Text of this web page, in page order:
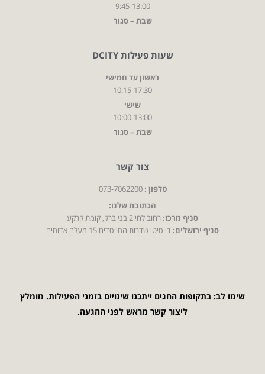
9:45-13:00
שבת – סגור
שעות פעילות DCITY
ראשון עד חמישי
10:15-17:30
שישי
10:00-13:00
שבת – סגור
צור קשר
טלפון : 073-7062200
הכתובת שלנו:
סניף מרכז:רחוב לחי 2 בני ברק, קומת קרקע
סניף ירושלים:די סיטי שדרות המייסדים 15 מעלה אדומים
שימו לב: בתקופות החגים ייתכנו שינויים בזמני הפעילות. מומלץ
ליצור קשר מראש לפני ההגעה.